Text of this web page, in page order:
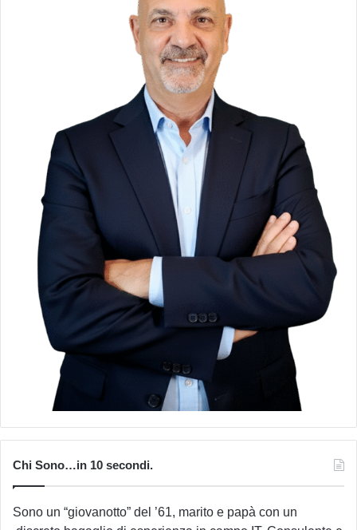
Chi Sono…in 10 secondi.
Sono un “giovanotto” del ’61, marito e papà con un